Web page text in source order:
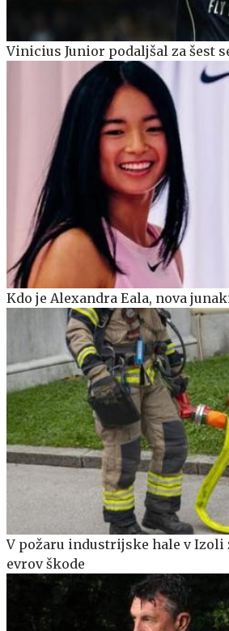
Vinicius Junior podaljšal za šest
Kdo je Alexandra Eala, nova
V požaru industrijske hale v Izoli
evrov škode